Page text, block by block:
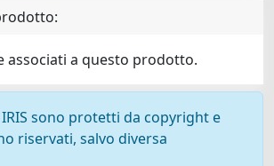
associati a questo prodotto.
sono protetti da copyright e
riservati, salvo diversa